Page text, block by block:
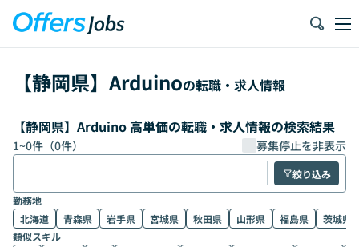
【静岡県】 Arduinoの転職・求人情報
【静岡県】Arduino 高単価の転職・求人情報の検索結果
1~0件（0件） 募集停止を非表示
絞り込み
勤務地
北海道
青森県 岩手県 宮城県 秋田県 山形県 福島県
茨城県
類似スキル